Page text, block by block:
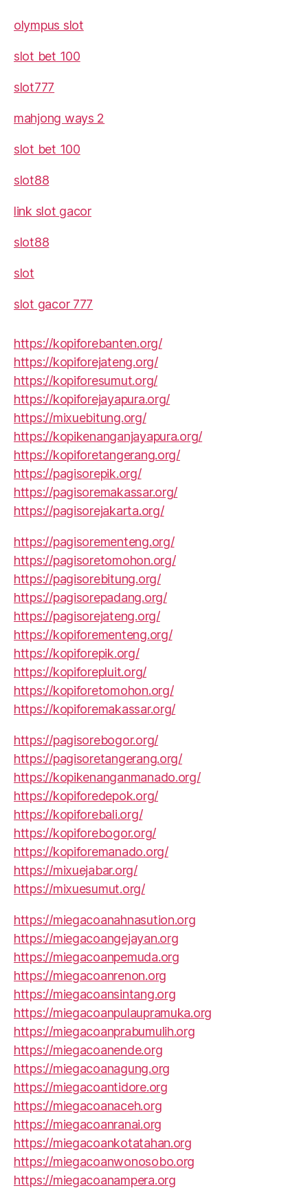
olympus slot
slot bet 100
slot777
mahjong ways 2
slot bet 100
slot88
link slot gacor
slot88
slot
slot gacor 777
https://kopiforebanten.org/
https://kopiforejateng.org/
https://kopiforesumut.org/
https://kopiforejayapura.org/
https://mixuebitung.org/
https://kopikenanganjayapura.org/
https://kopiforetangerang.org/
https://pagisorepik.org/
https://pagisoremakassar.org/
https://pagisorejakarta.org/
https://pagisorementeng.org/
https://pagisoretomohon.org/
https://pagisorebitung.org/
https://pagisorepadang.org/
https://pagisorejateng.org/
https://kopiforementeng.org/
https://kopiforepik.org/
https://kopiforepluit.org/
https://kopiforetomohon.org/
https://kopiforemakassar.org/
https://pagisorebogor.org/
https://pagisoretangerang.org/
https://kopikenanganmanado.org/
https://kopiforedepok.org/
https://kopiforebali.org/
https://kopiforebogor.org/
https://kopiforemanado.org/
https://mixuejabar.org/
https://mixuesumut.org/
https://miegacoanahnasution.org
https://miegacoangejayan.org
https://miegacoanpemuda.org
https://miegacoanrenon.org
https://miegacoansintang.org
https://miegacoanpulaupramuka.org
https://miegacoanprabumulih.org
https://miegacoanende.org
https://miegacoanagung.org
https://miegacoantidore.org
https://miegacoanaceh.org
https://miegacoanranai.org
https://miegacoankotatahan.org
https://miegacoanwonosobo.org
https://miegacoanampera.org